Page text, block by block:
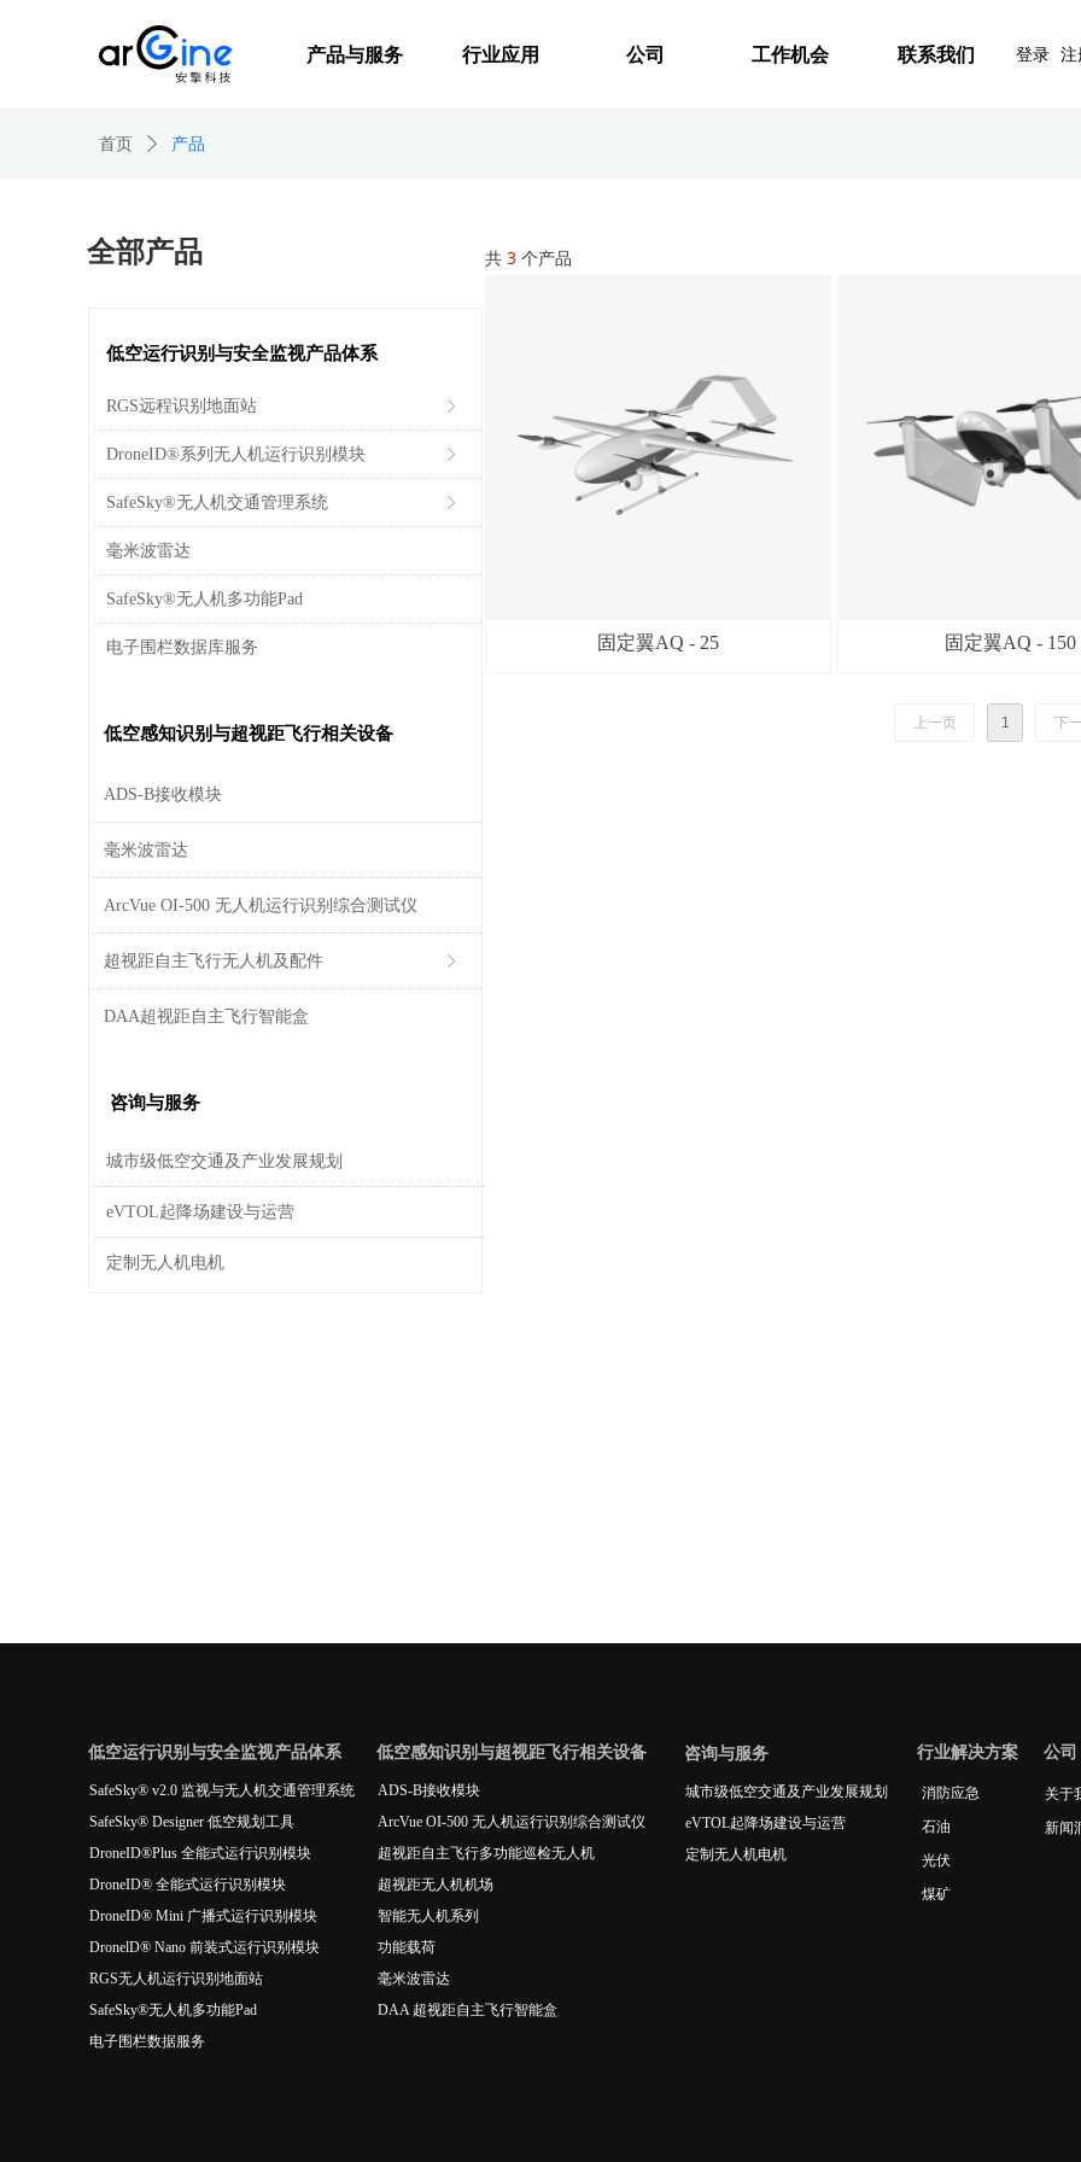
产品与服务 行业应用 公司 工作机会 联系我们 登录 注
共 3 个产品
固定翼AQ - 25 固定翼AQ - 150
上一页 1 下
首页 ꄲ 产品
全部产品
低空运行识别与安全监视产品体系
低空感知识别与超视距飞行相关设备
ADS-B接收模块
毫米波雷达
ArcVue OI-500 无人机运行识别综合测试仪
超视距自主飞行无人机及配件 ꁕ
DAA超视距自主飞行智能盒
RGS远程识别地面站 ꁕ
DroneID®系列无人机运行识别模块 ꁕ
SafeSky®无人机交通管理系统 ꁕ
毫米波雷达
SafeSky®无人机多功能Pad
电子围栏数据库服务
咨询与服务
城市级低空交通及产业发展规划
eVTOL起降场建设与运营
定制无人机电机
低空运行识别与安全监视产品体系
SafeSky® v2.0 监视与无人机交通管理系统
SafeSky® Designer 低空规划工具
DroneID®Plus 全能式运行识别模块
DroneID® 全能式运行识别模块
DroneID® Mini 广播式运行识别模块
DronelD® Nano 前装式运行识别模块
RGS无人机运行识别地面站
SafeSky®无人机多功能Pad
电子围栏数据服务
ADS-B接收模块
ArcVue OI-500 无人机运行识别综合测试仪
超视距自主飞行多功能巡检无人机
超视距无人机机场
智能无人机系列
功能载荷
毫米波雷达
DAA 超视距自主飞行智能盒
低空感知识别与超视距飞行相关设备 咨询与服务
城市级低空交通及产业发展规划
eVTOL起降场建设与运营
定制无人机电机
消防应急
石油
光伏
煤矿
行业解决方案 公司
关于
新闻